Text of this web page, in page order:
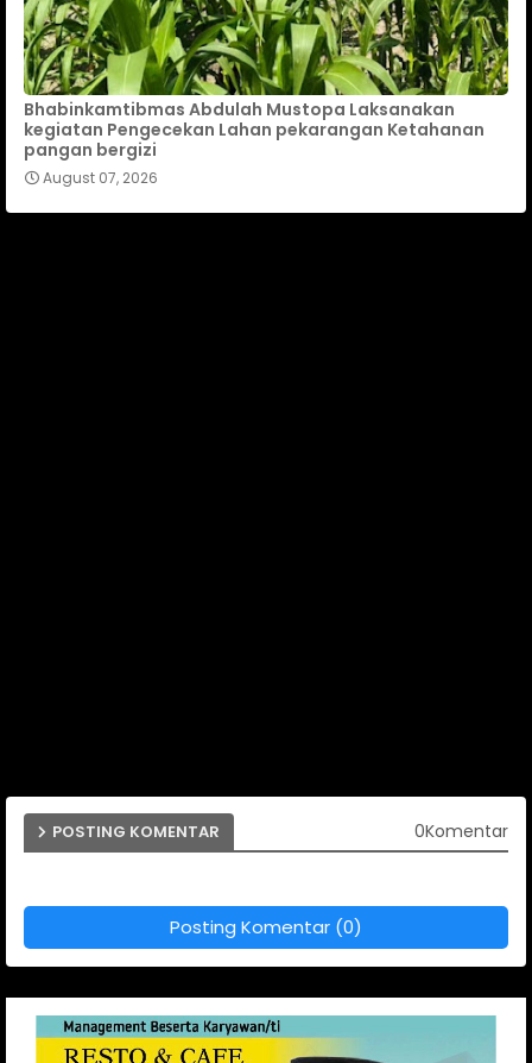
Bhabinkamtibmas Abdulah Mustopa Laksanakan
kegiatan Pengecekan Lahan pekarangan Ketahanan
pangan bergizi
August 07, 2026
POSTING KOMENTAR 0Komentar
Posting Komentar (0)